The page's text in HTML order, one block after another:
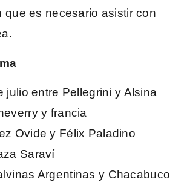
que es necesario asistir con
julio entre Pellegrini y Alsina
y francia
Ovide y Félix Paladino
Saraví
Argentinas y Chacabuco